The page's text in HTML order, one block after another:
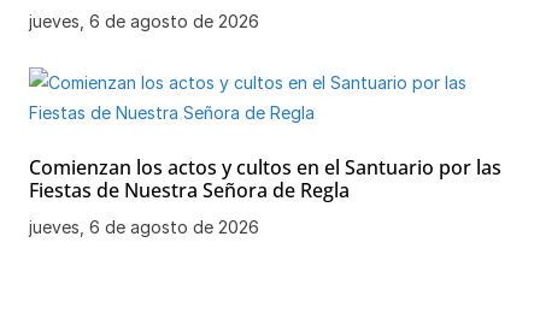
jueves, 6 de agosto de 2026
Comienzan los actos y cultos en el Santuario por las
Fiestas de Nuestra Señora de Regla
jueves, 6 de agosto de 2026